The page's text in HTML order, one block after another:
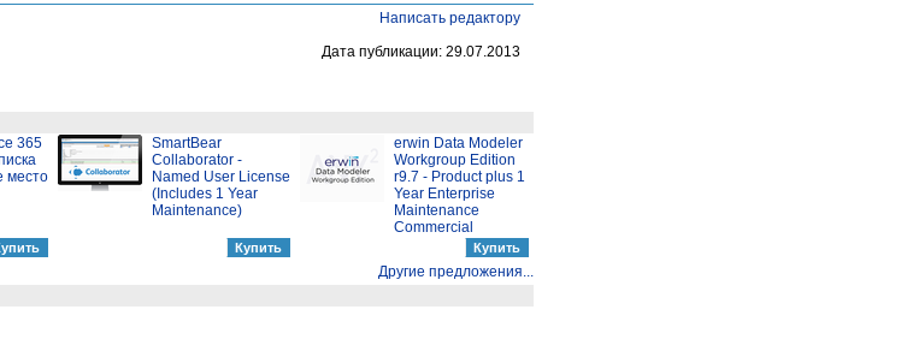
Написать редактору
Дата публикации: 29.07.2013
365
место
SmartBear
Collaborator -
Named User License
(Includes 1 Year
Maintenance)
erwin Data Modeler
Workgroup Edition
r9.7 - Product plus 1
Year Enterprise
Maintenance
Commercial
Другие предложения...